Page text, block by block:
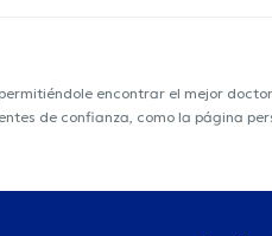
encontrar el mejor
de confianza, como la página